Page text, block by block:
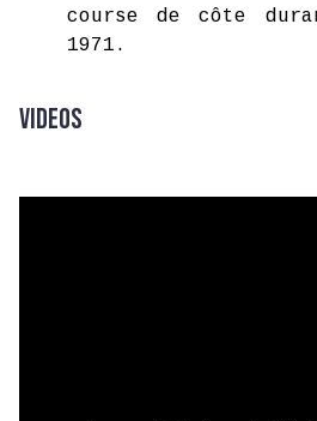
course de côte
1971.
Videos